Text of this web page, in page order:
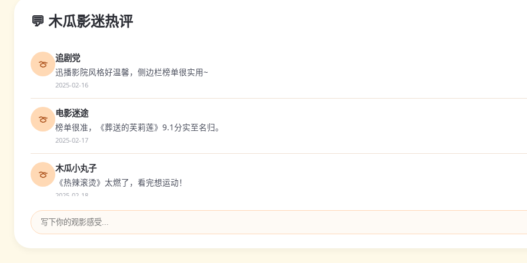
💬 木瓜影迷热评
🍈
追剧党
迅播影院风格好温馨，侧边栏榜单很实用~
2025-02-16
🍈
电影迷途
榜单很准，《葬送的芙莉莲》9.1分实至名归。
2025-02-17
🍈
木瓜小丸子
《热辣滚烫》太燃了，看完想运动！
2025-02-18